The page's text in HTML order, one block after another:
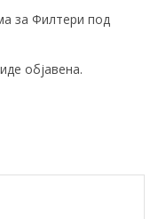
за Филтери под
објавена.